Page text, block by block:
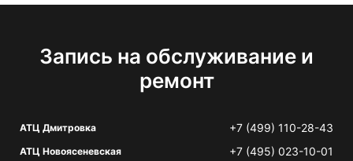
Запись на обслуживание и
ремонт
АТЦ Дмитровка +7 (499) 110-28-43
АТЦ Новоясеневская +7 (495) 023-10-01